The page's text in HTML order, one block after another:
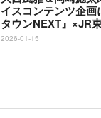
イスコンテンツ企
タウンNEXT』×JR
2026-01-15